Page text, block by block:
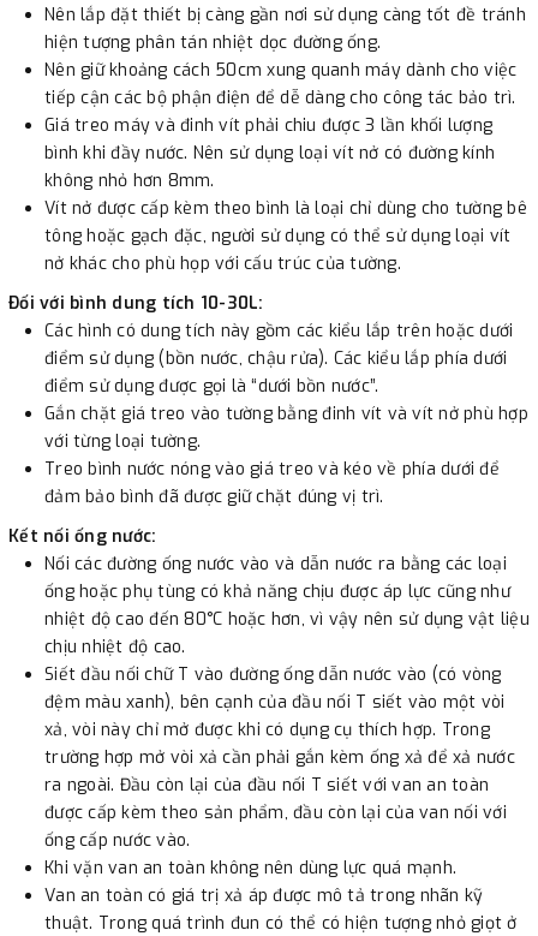
Nên lắp đặt thiết bị càng gần nơi sử dụng càng tốt đề tránh
hiện tượng phân tán nhiệt dọc đường ống.
Nên giữ khoảng cách 50cm xung quanh máy dành cho việc
tiếp cận các bộ phận điện để dễ dàng cho công tác bảo trì.
Giá treo máy và đinh vít phải chiu được 3 lần khối lượng
bình khi đầy nước. Nên sử dụng loại vít nở có đường kính
không nhỏ hơn 8mm.
Vít nở được cấp kèm theo bình là loại chỉ dùng cho tường bê
tông hoặc gạch đặc, người sử dụng có thể sử dụng loại vít
nở khác cho phù họp với cấu trúc của tường.
Ðối với bình dung tích 10-30L:
Các hình có dung tích này gồm các kiểu lắp trên hoặc dưới
điểm sử dụng (bồn nước, chậu rửa). Các kiểu lắp phía dưới
điểm sử dụng được gọi là “dưới bồn nước”.
Gắn chặt giá treo vào tường bằng đinh vít và vít nở phù hợp
với từng loại tường.
Treo bình nước nóng vào giá treo và kéo về phía dưới để
đảm bảo bình đã được giữ chặt đúng vị trì.
Kết nối ống nước:
Nối các đường ống nước vào và dẫn nước ra bằng các loại
ống hoặc phụ tùng có khả năng chịu được áp lực cũng như
nhiệt độ cao đến 80°C hoặc hơn, vì vậy nên sử dụng vật liệu
chịu nhiệt độ cao.
Siết đầu nối chữ T vào đường ống dẫn nước vào (có vòng
đệm màu xanh), bên cạnh của đầu nối T siết vào một vòi
xả, vòi này chỉ mở được khi có dụng cụ thích hợp. Trong
trường hợp mở vòi xả cần phải gắn kèm ống xả để xả nước
ra ngoài. Đầu còn lại của đầu nối T siết với van an toàn
được cấp kèm theo sản phẩm, đầu còn lại của van nối với
ống cấp nước vào.
Khi vặn van an toàn không nên dùng lực quá mạnh.
Van an toàn có giá trị xả áp được mô tả trong nhãn kỹ
thuật. Trong quá trình đun có thể có hiện tượng nhỏ giọt ở